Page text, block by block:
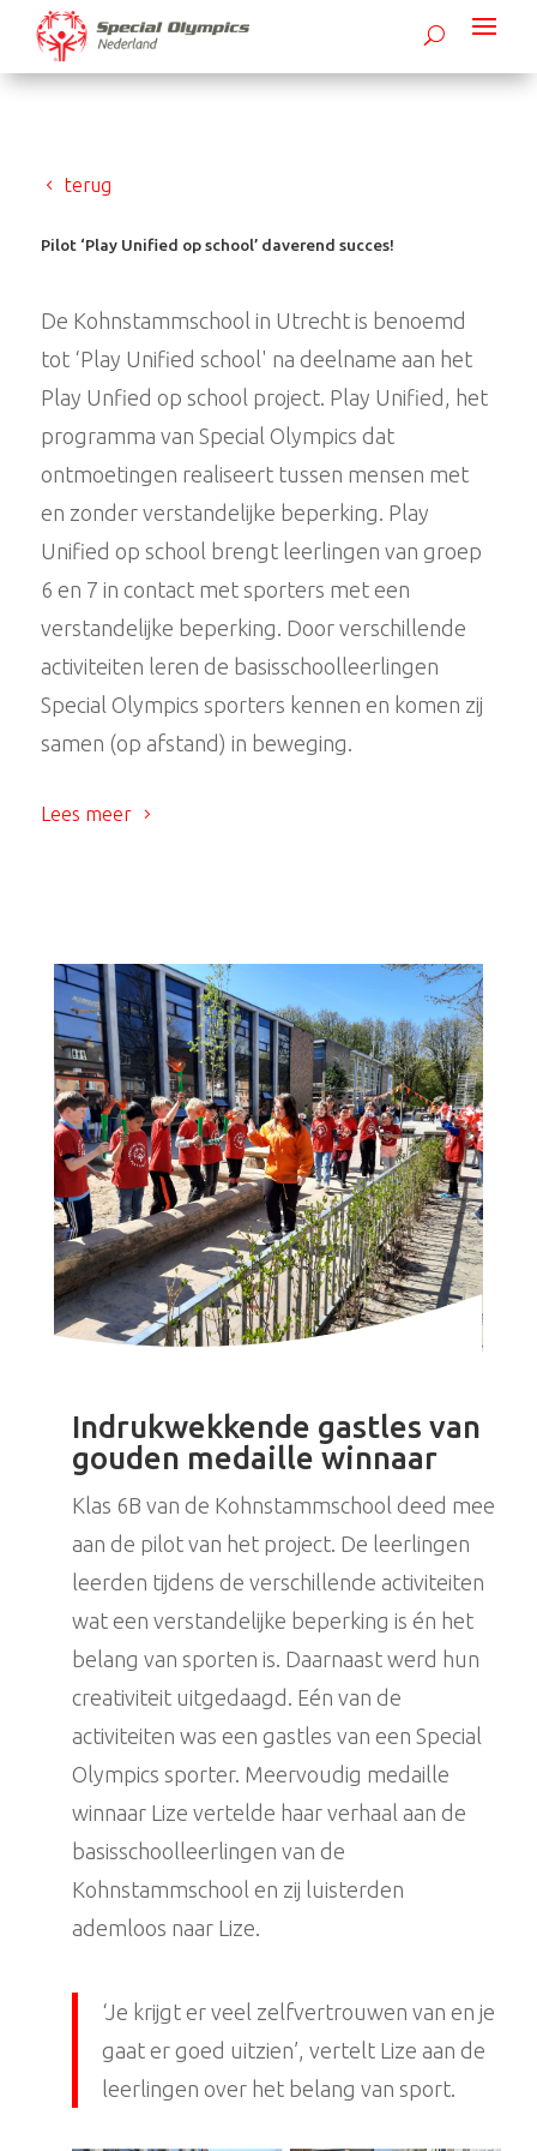
terug
Pilot ‘Play Unified op school’ daverend succes!
De Kohnstammschool in Utrecht is benoemd
tot ‘Play Unified school' na deelname aan het
Play Unfied op school project. Play Unified, het
programma van Special Olympics dat
ontmoetingen realiseert tussen mensen met
en zonder verstandelijke beperking. Play
Unified op school brengt leerlingen van groep
6 en 7 in contact met sporters met een
verstandelijke beperking. Door verschillende
activiteiten leren de basisschoolleerlingen
Special Olympics sporters kennen en komen zij
samen (op afstand) in beweging.
Lees meer
Indrukwekkende gastles van
gouden medaille winnaar
Klas 6B van de Kohnstammschool deed mee
aan de pilot van het project. De leerlingen
leerden tijdens de verschillende activiteiten
wat een verstandelijke beperking is én het
belang van sporten is. Daarnaast werd hun
creativiteit uitgedaagd. Eén van de
activiteiten was een gastles van een Special
Olympics sporter. Meervoudig medaille
winnaar Lize vertelde haar verhaal aan de
basisschoolleerlingen van de
Kohnstammschool en zij luisterden
ademloos naar Lize.
‘Je krijgt er veel zelfvertrouwen van en je
gaat er goed uitzien’, vertelt Lize aan de
leerlingen over het belang van sport.